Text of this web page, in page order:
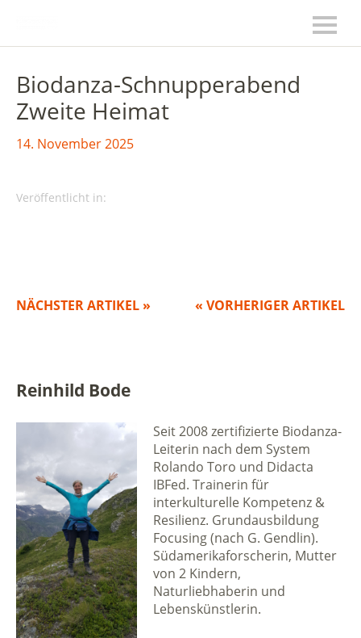
Biodanza-Schnupperabend
Zweite Heimat
14. November 2025
Veröffentlicht in:
NÄCHSTER ARTIKEL » « VORHERIGER ARTIKEL
Reinhild Bode
Seit 2008 zertifizierte Biodanza-
Leiterin nach dem System
Rolando Toro und Didacta
IBFed. Trainerin für
interkulturelle Kompetenz &
Resilienz. Grundausbildung
Focusing (nach G. Gendlin).
Südamerikaforscherin, Mutter
von 2 Kindern,
Naturliebhaberin und
Lebenskünstlerin.